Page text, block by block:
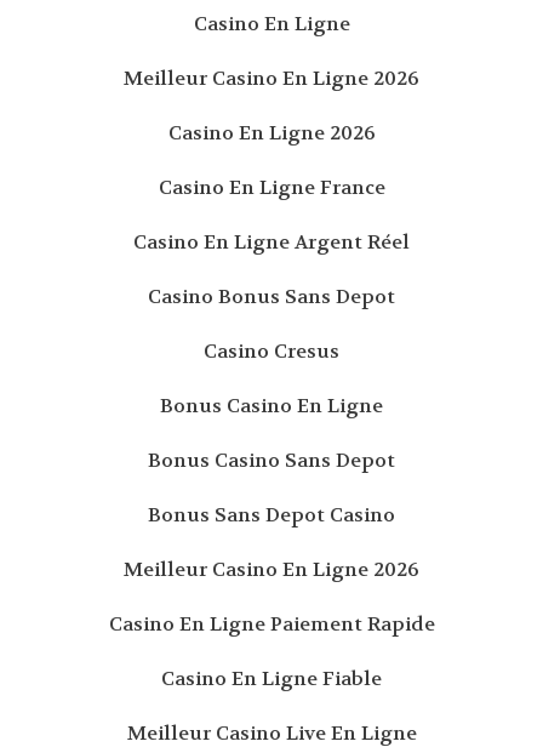
Casino En Ligne
Meilleur Casino En Ligne 2026
Casino En Ligne 2026
Casino En Ligne France
Casino En Ligne Argent Réel
Casino Bonus Sans Depot
Casino Cresus
Bonus Casino En Ligne
Bonus Casino Sans Depot
Bonus Sans Depot Casino
Meilleur Casino En Ligne 2026
Casino En Ligne Paiement Rapide
Casino En Ligne Fiable
Meilleur Casino Live En Ligne